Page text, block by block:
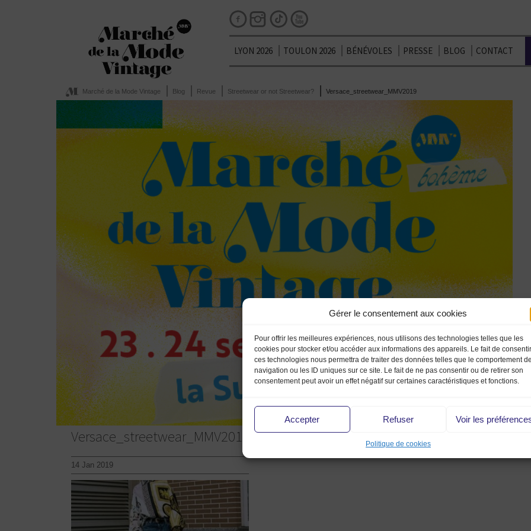
Gérer le consentement aux cookies
Pour offrir les meilleures expériences, nous utilisons des technologies telles que les
cookies pour stocker et/ou accéder aux informations des appareils. Le fait de
ces technologies nous permettra de traiter des données telles que le comportement de
navigation ou les ID uniques sur ce site. Le fait de ne pas consentir ou de retirer son
consentement peut avoir un effet négatif sur certaines caractéristiques et fonctions.
Accepter Refuser Voir les
Politique de cookies
LYON 2026 TOULON 2026 BÉNÉVOLES PRESSE BLOG CONTACT
Marché de la Mode Vintage Blog Revue Streetwear or not Streetwear? Versace_streetwear_MMV2019
Versace_streetwear_MMV2019
14 Jan 2019